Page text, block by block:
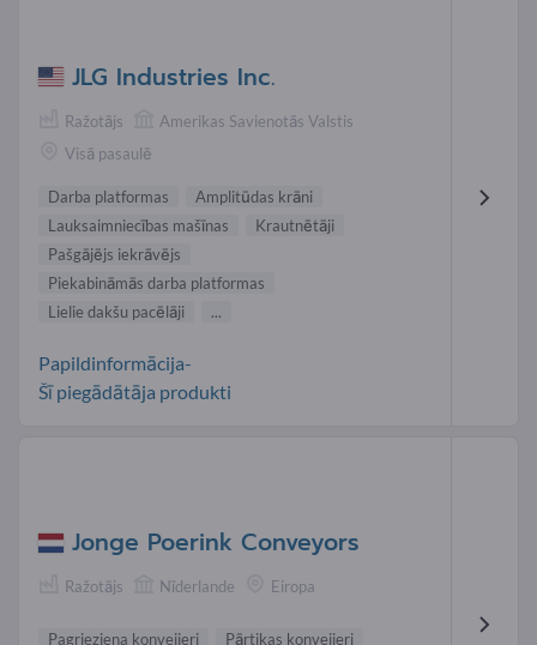
JLG Industries Inc.
Ražotājs
Amerikas Savienotās Valstis
Visā pasaulē
Darba platformas
Amplitūdas krāni
Lauksaimniecības mašīnas
Krautnētāji
Pašgājējs iekrāvējs
Piekabināmās darba platformas
Lielie dakšu pacēlāji
...
Papildinformācija-
Šī piegādātāja produkti
Jonge Poerink Conveyors
Ražotājs Nīderlande Eiropa
Pagrieziena konveijeri Pārtikas konveijeri